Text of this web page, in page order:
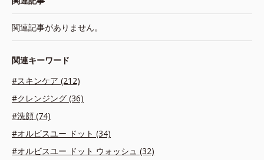
関連記事がありません。
関連キーワード
#スキンケア (212)
#クレンジング (36)
#洗顔 (74)
#オルビスユー ドット (34)
#オルビスユー ドット ウォッシュ (32)